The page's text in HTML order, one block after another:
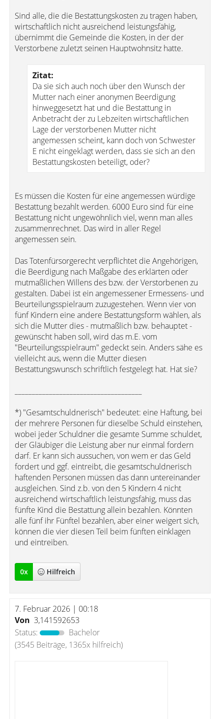
Sind alle, die die Bestattungskosten zu tragen haben,
wirtschaftlich nicht ausreichend leistungsfähig,
übernimmt die Gemeinde die Kosten, in der der
Verstorbene zuletzt seinen Hauptwohnsitz hatte.
Zitat:
Da sie sich auch noch über den Wunsch der
Mutter nach einer anonymen Beerdigung
hinweggesetzt hat und die Bestattung in
Anbetracht der zu Lebzeiten wirtschaftlichen
Lage der verstorbenen Mutter nicht
angemessen scheint, kann doch von Schwester
E nicht eingeklagt werden, dass sie sich an den
Bestattungskosten beteiligt, oder?
Es müssen die Kosten für eine angemessen würdige
Bestattung bezahlt werden. 6000 Euro sind für eine
Bestattung nicht ungewöhnlich viel, wenn man alles
zusammenrechnet. Das wird in aller Regel
angemessen sein.
Das Totenfürsorgerecht verpflichtet die Angehörigen,
die Beerdigung nach Maßgabe des erklärten oder
mutmaßlichen Willens des bzw. der Verstorbenen zu
gestalten. Dabei ist ein angemessener Ermessens- und
Beurteilungsspielraum zuzugestehen. Wenn vier von
fünf Kindern eine andere Bestattungsform wählen, als
sich die Mutter dies - mutmaßlich bzw. behauptet -
gewünscht haben soll, wird das m.E. vom
"Beurteilungsspielraum" gedeckt sein. Anders sähe es
vielleicht aus, wenn die Mutter diesen
Bestattungswunsch schriftlich festgelegt hat. Hat sie?
*) "Gesamtschuldnerisch" bedeutet: eine Haftung, bei
der mehrere Personen für dieselbe Schuld einstehen,
wobei jeder Schuldner die gesamte Summe schuldet,
der Gläubiger die Leistung aber nur einmal fordern
darf. Er kann sich aussuchen, von wem er das Geld
fordert und ggf. eintreibt, die gesamtschuldnerisch
haftenden Personen müssen das dann untereinander
ausgleichen. Sind z.b. von den 5 Kindern 4 nicht
ausreichend wirtschaftlich leistungsfähig, muss das
fünfte Kind die Bestattung allein bezahlen. Könnten
alle fünf ihr Fünftel bezahlen, aber einer weigert sich,
können die vier diesen Teil beim fünften einklagen
und eintreiben.
0x Hilfreich
7. Februar 2026 | 00:18
Von 3,141592653
Status:
Bachelor
(3545 Beiträge, 1365x hilfreich)